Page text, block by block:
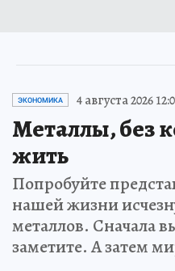
ЭКОНОМИКА 4 августа 2026
Металлы, без
жить
Попробуйте
нашей жизни
металлов. Сначала
заметите. А затем